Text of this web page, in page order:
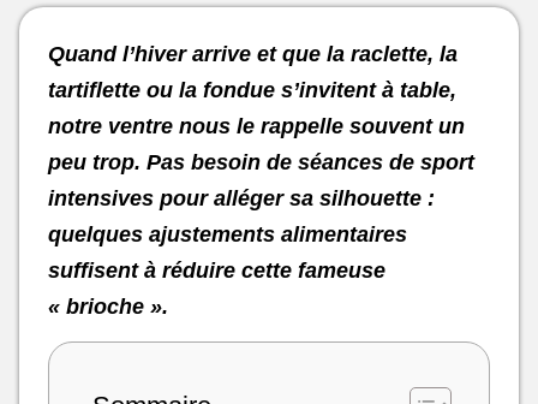
Quand l’hiver arrive et que la raclette, la
tartiflette ou la fondue s’invitent à table,
notre ventre nous le rappelle souvent un
peu trop. Pas besoin de séances de sport
intensives pour alléger sa silhouette :
quelques ajustements alimentaires
suffisent à réduire cette fameuse
« brioche ».